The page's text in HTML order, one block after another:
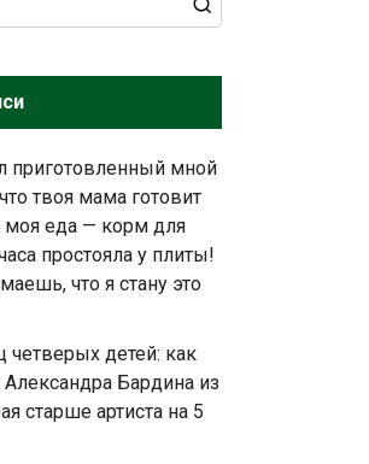
мной
твоя мама готовит
моя еда — корм для
простояла у плиты!
что я стану это
детей: как
Бардина из
старше артиста на 5